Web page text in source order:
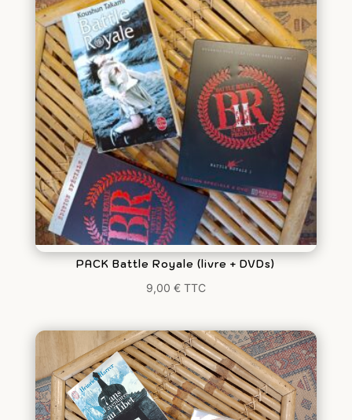
PACK Battle Royale (livre + DVDs)
9,00 € TTC